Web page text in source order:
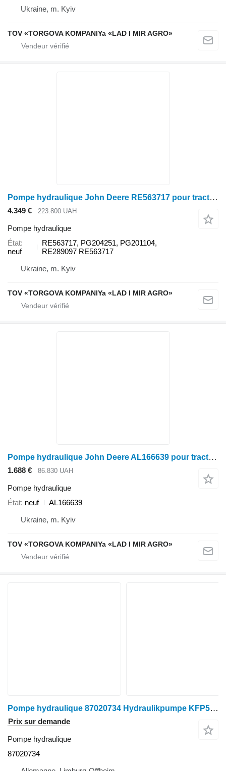
Ukraine, m. Kyiv
TOV «TORGOVA KOMPANIYa «LAD I MIR AGRO»
Pompe hydraulique John Deere RE563717 pour tracteur à roues John Deere
4.349 € 223.800 UAH
Pompe hydraulique
État
neuf
RE563717, PG204251, PG201104,
RE289097 RE563717
Ukraine, m. Kyiv
TOV «TORGOVA KOMPANIYa «LAD I MIR AGRO»
Pompe hydraulique John Deere AL166639 pour tracteur à roues John Deere
1.688 € 86.830 UAH
Pompe hydraulique
État neuf
AL166639
Ukraine, m. Kyiv
TOV «TORGOVA KOMPANIYa «LAD I MIR AGRO»
Pompe hydraulique 87020734 Hydraulikpumpe KFP5150-90-KP 1013CYRF-SP, Case IH 450, pour tracteur à roues Case IH 450
Prix sur demande
Pompe hydraulique
87020734